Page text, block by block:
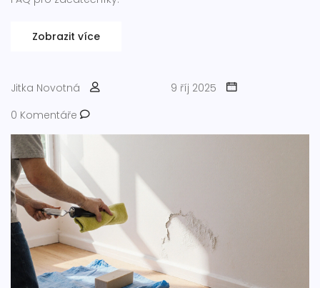
Zobrazit více
Jitka Novotná
9 říj 2025
0 Komentáře